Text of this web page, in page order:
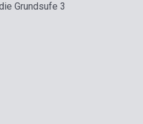
Grundsufe 3